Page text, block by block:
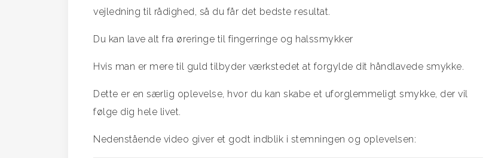
vejledning til rådighed, så du får det bedste resultat.
Du kan lave alt fra øreringe til fingerringe og halssmykker
Hvis man er mere til guld tilbyder værkstedet at forgylde dit håndlavede smykke.
Dette er en særlig oplevelse, hvor du kan skabe et uforglemmeligt smykke, der vil
følge dig hele livet.
Nedenstående video giver et godt indblik i stemningen og oplevelsen: